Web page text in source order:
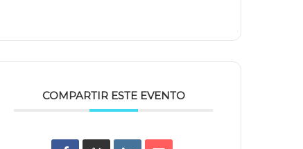
COMPARTIR ESTE EVENTO